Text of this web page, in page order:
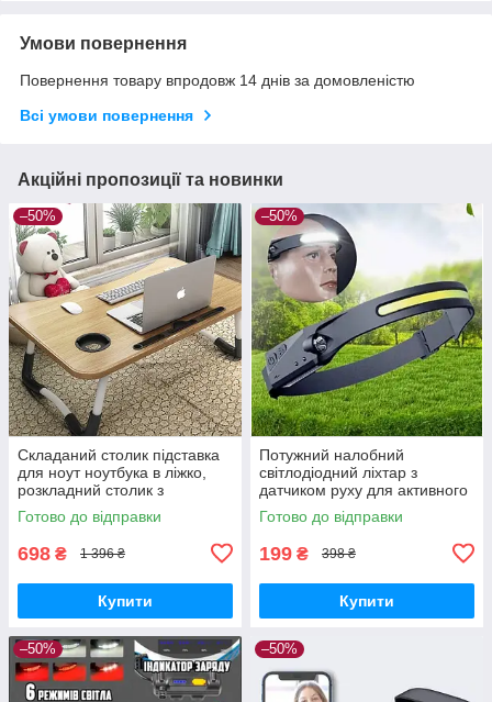
Умови повернення
Повернення товару впродовж 14 днів за домовленістю
Всі умови повернення
Акційні пропозиції та новинки
–50%
Складаний столик підставка
для ноут ноутбука в ліжко,
розкладний столик з
підсклянником для
ноута Laptop table
Готово до відправки
698 ₴ 1 396 ₴
Купити
–50%
Потужний налобний
світлодіодний ліхтар з
датчиком руху для активного
відпочинку, риболовлі та
нічних прогулянок,
Готово до відправки
199 ₴ 398 ₴
Купити
–50% –50%